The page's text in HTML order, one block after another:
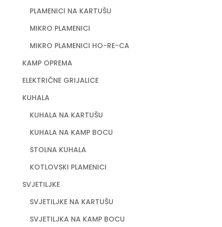
PLAMENICI NA KARTUŠU
MIKRO PLAMENICI
MIKRO PLAMENICI HO-RE-CA
KAMP OPREMA
ELEKTRIČNE GRIJALICE
KUHALA
KUHALA NA KARTUŠU
KUHALA NA KAMP BOCU
STOLNA KUHALA
KOTLOVSKI PLAMENICI
SVJETILJKE
SVJETILJKE NA KARTUŠU
SVJETILJKA NA KAMP BOCU